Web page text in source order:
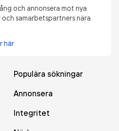
och annonsera mot nya
och samarbetspartners nära
här
Populära sökningar
Annonsera
Integritet